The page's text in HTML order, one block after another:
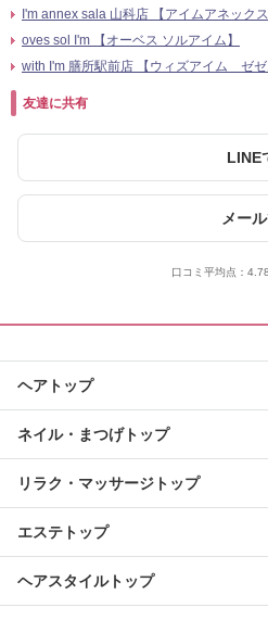
I'm annex sala 山科店 【アイムアネックス
oves sol I'm 【オーベス ソルアイム】
with I'm 膳所駅前店 【ウィズアイム ゼゼ
友達に共有
LINE
メー
口コミ平均点： 4.78
ヘアトップ
ネイル・まつげトップ
リラク・マッサージトップ
エステトップ
ヘアスタイルトップ